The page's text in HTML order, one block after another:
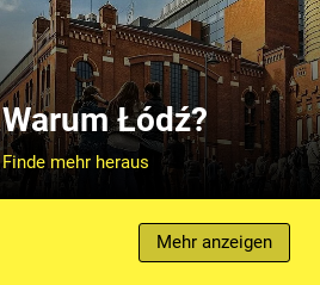
Warum Łódź?
Finde mehr heraus
Mehr anzeigen